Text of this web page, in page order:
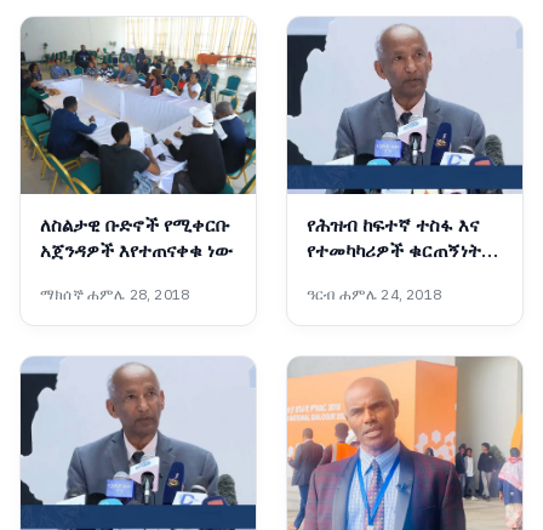
ለስልታዊ ቡድኖች የሚቀርቡ
አጀንዳዎች እየተጠናቀቁ ነው
ማክሰኞ ሐምሌ 28, 2018
የሕዝብ ከፍተኛ ተስፋ እና
የተመካካሪዎች ቁርጠኝነት
እየመራው ነው - ፕሮፌሰር
መስፍን አርዓያ
ዓርብ ሐምሌ 24, 2018